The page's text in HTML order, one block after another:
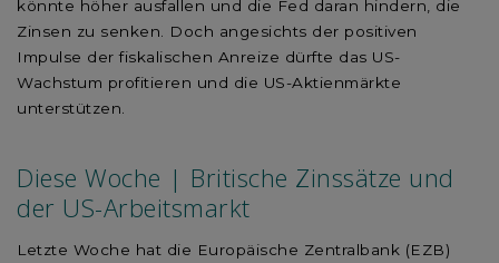
könnte höher ausfallen und die Fed daran hindern, die
Zinsen zu senken. Doch angesichts der positiven
Impulse der fiskalischen Anreize dürfte das US-
Wachstum profitieren und die US-Aktienmärkte
unterstützen.
Diese Woche | Britische Zinssätze und
der US-Arbeitsmarkt
Letzte Woche hat die Europäische Zentralbank (EZB)